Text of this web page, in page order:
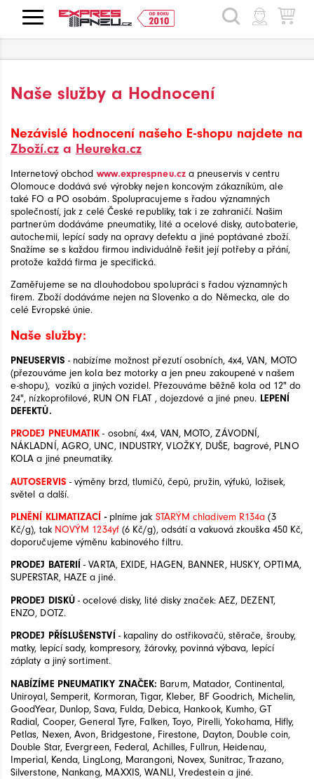
HLEDAT
Naše služby a Hodnocení
Nezávislé hodnocení našeho E-shopu najdete na
Zboží.cz a Heureka.cz
Internetový obchod www.exprespneu.cza pneuservis v centru
Olomouce dodává své výrobky nejen koncovým zákazníkům, ale
také FO a PO osobám. Spolupracujeme s řadou významných
společností, jak z celé České republiky, tak i ze zahraničí. Našim
partnerům dodáváme pneumatiky, lité a ocelové disky, autobaterie,
autochemii, lepící sady na opravy defektu a jiné poptávané zboží.
Snažíme se s každou firmou individuálně řešit její potřeby a přání,
protože každá firma je specifická.
Zaměřujeme se na dlouhodobou spolupráci s řadou významných
firem. Zboží dodáváme nejen na Slovenko a do Německa, ale do
celé Evropské únie.
Naše služby:
PNEUSERVIS - nabízíme možnost přezutí osobních, 4x4, VAN, MOTO
(přezouváme jen kola bez motorky a jen pneu zakoupené v našem
e-shopu), vozíků a jiných vozidel. Přezouváme běžně kola od 12" do
24", nízkoprofilové, RUN ON FLAT , dojezdové a jiné pneu. LEPENÍ
DEFEKTŮ.
PRODEJ PNEUMATIK - osobní, 4x4, VAN, MOTO, ZÁVODNÍ,
NÁKLADNÍ, AGRO, UNC, INDUSTRY, VLOŽKY, DUŠE, bagrové, PLNO
KOLA a jiné pneumatiky.
AUTOSERVIS - výměny brzd, tlumičů, čepů, pružin, výfuků, ložisek,
světel a další.
PLNĚNÍ KLIMATIZACÍ -plníme jak STARÝM chladivem R134a (3
Kč/g), tak NOVÝM 1234yf(6 Kč/g), odsátí a vakuová zkouška 450 Kč,
doporučujeme výměnu kabinového filtru.
PRODEJ BATERIÍ - VARTA, EXIDE, HAGEN, BANNER, HUSKY, OPTIMA,
SUPERSTAR, HAZE a jiné.
PRODEJ DISKŮ- ocelové disky, lité disky značek: AEZ, DEZENT,
ENZO, DOTZ.
PRODEJ PŘÍSLUŠENSTVÍ - kapaliny do ostřikovačů, stěrače, šrouby,
matky, lepící sady, kompresory, žárovky, povinná výbava, lepící
záplaty a jiný sortiment.
NABÍZÍME PNEUMATIKY ZNAČEK: Barum, Matador, Continental,
Uniroyal, Semperit, Kormoran, Tigar, Kleber, BF Goodrich, Michelin,
GoodYear, Dunlop, Sava, Fulda, Debica, Hankook, Kumho, GT
Radial, Cooper, General Tyre, Falken, Toyo, Pirelli, Yokohama, Hifly,
Petlas, Nexen, Avon, Bridgestone, Firestone, Dayton, Double coin,
Double Star, Evergreen, Federal, Achilles, Fullrun, Heidenau,
Imperial, Kenda, LingLong, Marangoni, Novex, Sunitrac, Trazano,
Silverstone, Nankang, MAXXIS, WANLI, Vredestein a jiné.